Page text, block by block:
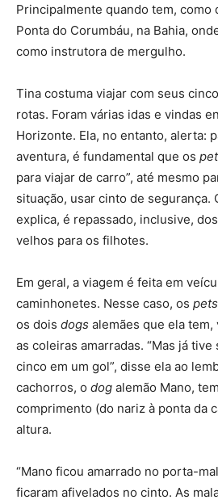
Principalmente quando tem, como
Ponta do Corumbáu, na Bahia,
como instrutora de mergulho.
Tina costuma viajar com seus
rotas. Foram várias idas e vindas
Horizonte. Ela, no entanto, alerta:
aventura, é fundamental que os
para viajar de carro”, até mesmo
situação, usar cinto de segurança.
explica, é repassado, inclusive,
velhos para os filhotes.
Em geral, a viagem é feita em
caminhonetes. Nesse caso, os pets
os dois dogs alemães que ela tem,
as coleiras amarradas. “Mas já
cinco em um gol”, disse ela ao
cachorros, o dog alemão Mano,
comprimento (do nariz à ponta da
altura.
“Mano ficou amarrado no porta-
ficaram afivelados no cinto. As